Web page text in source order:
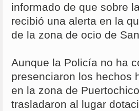
informado de que sobre
recibió una alerta en la
de la zona de ocio de
Aunque la Policía no ha
presenciaron los hechos
en la zona de
trasladaron al lugar